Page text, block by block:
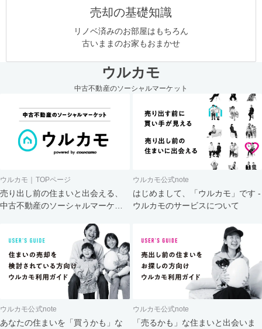
売却の基礎知識
リノベ済みのお部屋はもちろん
古いままのお家もおまかせ
ウルカモ
中古不動産のソーシャルマーケット
ウルカモ｜TOPページ
売り出し前の住まいと出会える、
中古不動産のソーシャルマーケッ
ウルカモ公式note
はじめまして、「ウルカモ」です -
ウルカモのサービスについて
ウルカモ公式note
あなたの住まいを「買うかも」な
ウルカモ公式note
「売るかも」な住まいと出会いま